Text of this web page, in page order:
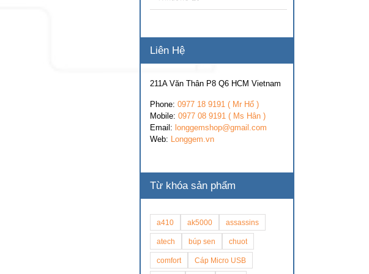
Liên Hệ
211A Văn Thân P8 Q6 HCM Vietnam
Phone: 0977 18 9191 ( Mr Hổ )
Mobile: 0977 08 9191 ( Ms Hân )
Email: longgemshop@gmail.com
Web: Longgem.vn
Từ khóa sản phẩm
a410 ak5000 assassins
atech búp sen chuot
comfort Cáp Micro USB